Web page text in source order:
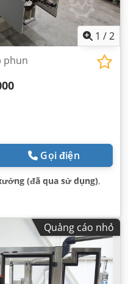
1 /2
phun
Gọi điện
(đã qua sử dụng),
Quảng cáo nhỏ